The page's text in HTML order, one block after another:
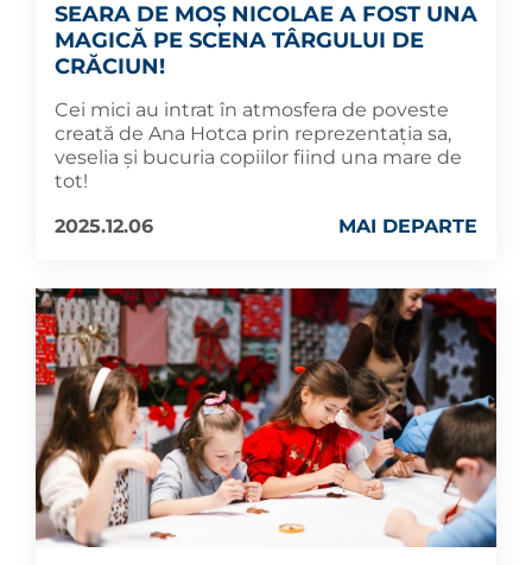
SEARA DE MOȘ NICOLAE A FOST UNA
MAGICĂ PE SCENA TÂRGULUI DE
CRĂCIUN!
Cei mici au intrat în atmosfera de poveste
creată de Ana Hotca prin reprezentația sa,
veselia și bucuria copiilor fiind una mare de
tot!
2025.12.06
MAI DEPARTE